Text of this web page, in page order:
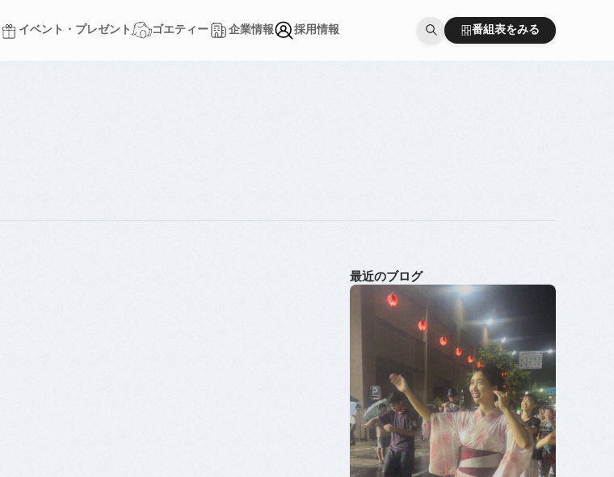
イベント・プレゼント
ゴエティー
企業情報
採用情報
番組表をみる
番組表をみる
最近のブログ